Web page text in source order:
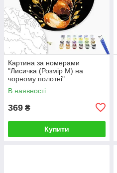
Картина за номерами
"Лисичка (Розмір М) на
чорному полотні"
RCB00126М 30
В наявності
369 ₴
Купити